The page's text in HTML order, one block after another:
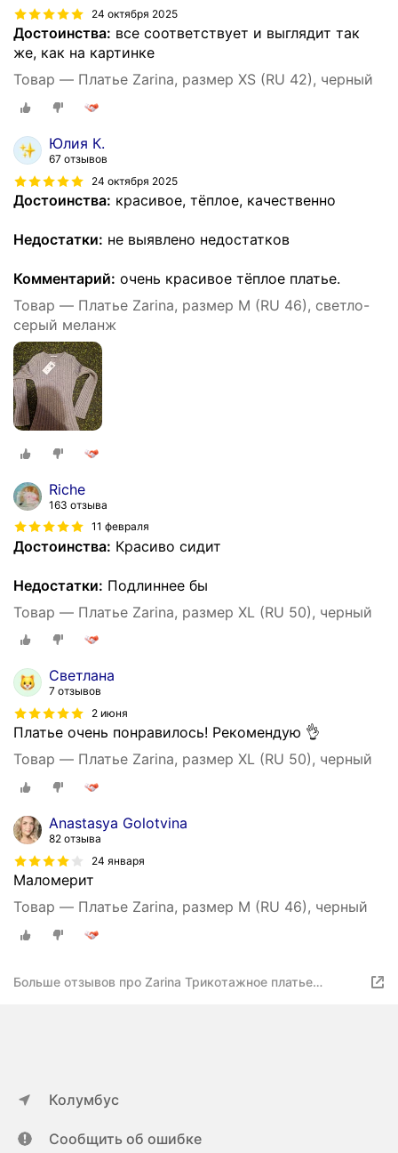
24 октября 2025
Достоинства: все соответствует и выглядит так
же, как на картинке
Товар — Платье Zarina, размер XS (RU 42), черный
Юлия К.
67 отзывов
24 октября 2025
Достоинства: красивое, тёплое, качественно
Недостатки: не выявлено недостатков
Комментарий: очень красивое тёплое платье.
Товар — Платье Zarina, размер M (RU 46), светло-
серый меланж
Riche
163 отзыва
11 февраля
Достоинства: Красиво сидит
Недостатки: Подлиннее бы
Товар — Платье Zarina, размер XL (RU 50), черный
Светлана
7 отзывов
2 июня
Платье очень понравилось! Рекомендую 👌
Товар — Платье Zarina, размер XL (RU 50), черный
Anastasya Golotvina
82 отзыва
24 января
Маломерит
Товар — Платье Zarina, размер M (RU 46), черный
Больше отзывов про Zarina Трикотажное платье
Колумбус
Сообщить об ошибке